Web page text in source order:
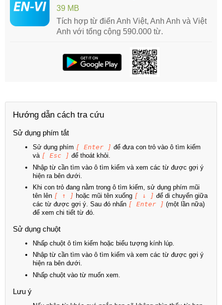
39 MB
Tích hợp từ điển Anh Việt, Anh Anh và Việt
Anh với tổng cộng 590.000 từ.
Hướng dẫn cách tra cứu
Sử dụng phím tắt
Sử dụng phím [ Enter ] để đưa con trỏ vào ô tìm kiếm
và [ Esc ] để thoát khỏi.
Nhập từ cần tìm vào ô tìm kiếm và xem các từ được gợi ý
hiện ra bên dưới.
Khi con trỏ đang nằm trong ô tìm kiếm, sử dụng phím mũi
tên lên [ ↑ ] hoặc mũi tên xuống [ ↓ ] để di chuyển giữa
các từ được gợi ý. Sau đó nhấn [ Enter ] (một lần nữa)
để xem chi tiết từ đó.
Sử dụng chuột
Nhấp chuột ô tìm kiếm hoặc biểu tượng kính lúp.
Nhập từ cần tìm vào ô tìm kiếm và xem các từ được gợi ý
hiện ra bên dưới.
Nhấp chuột vào từ muốn xem.
Lưu ý